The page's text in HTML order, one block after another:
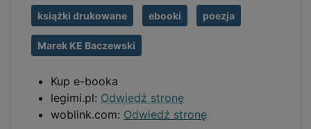
książki drukowane ebooki poezja
Marek KE Baczewski
Kup e-booka
legimi.pl: Odwiedź stronę
woblink.com: Odwiedź stronę